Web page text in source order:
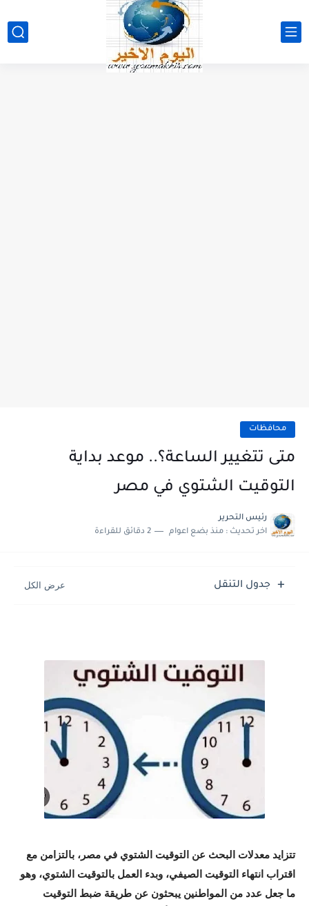
محافظات
متى تتغيير الساعة؟.. موعد بداية
التوقيت الشتوي في مصر
رئيس التحرير
اخر تحديث : منذ بضع اعوام 2 دقائق للقراءة
جدول التنقل
تتزايد معدلات البحث عن التوقيت الشتوي في مصر، بالتزامن مع
اقتراب انتهاء التوقيت الصيفي، وبدء العمل بالتوقيت الشتوي، وهو
ما جعل عدد من المواطنين يبحثون عن طريقة ضبط التوقيت